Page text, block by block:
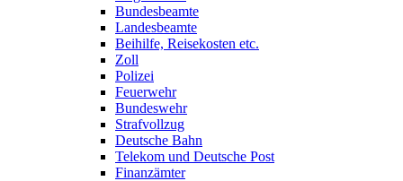
Bundesbeamte
Landesbeamte
Beihilfe, Reisekosten etc.
Zoll
Polizei
Feuerwehr
Bundeswehr
Strafvollzug
Deutsche Bahn
Telekom und Deutsche Post
Finanzämter